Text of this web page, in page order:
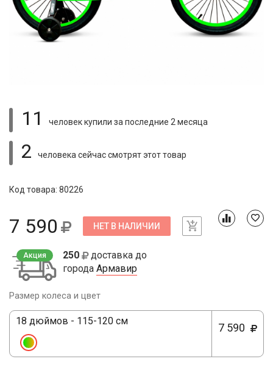
11 человек купили за последние 2 месяца
2 человека сейчас смотрятэтот товар
Код товара: 80226
7 590 НЕТ В НАЛИЧИИ
Акция 250
доставка до
города Армавир
Размер колеса и цвет
18 дюймов - 115-120 см
7 590